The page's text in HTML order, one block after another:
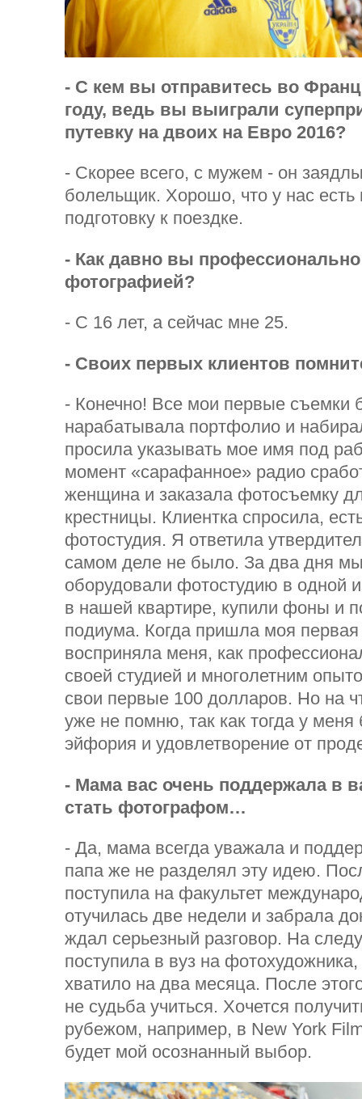
- С кем вы отправитесь во
году, ведь вы выиграли с
путевку на двоих на Евро 2016?
- Скорее всего, с мужем - он
болельщик. Хорошо, что у нас есть
подготовку к поездке.
- Как давно вы
фотографией?
- С 16 лет, а сейчас мне 25.
- Своих первых клиентов
- Конечно! Все мои первые съемки
нарабатывала портфолио и
просила указывать мое имя под
момент «сарафанное» радио
женщина и заказала фотосъемку
крестницы. Клиентка спросила,
фотостудия. Я ответила
самом деле не было. За два дня
оборудовали фотостудию в одной
в нашей квартире, купили фоны и
подиума. Когда пришла моя первая
восприняла меня, как
своей студией и многолетним
свои первые 100 долларов. Но на
уже не помню, так как тогда у
эйфория и удовлетворение от
- Мама вас очень поддержала в
стать фотографом…
- Да, мама всегда уважала и
папа же не разделял эту идею.
поступила на факультет
отучилась две недели и забрала
ждал серьезный разговор. На
поступила в вуз на
хватило на два месяца. После
не судьба учиться. Хочется
рубежом, например, в New York
будет мой осознанный выбор.